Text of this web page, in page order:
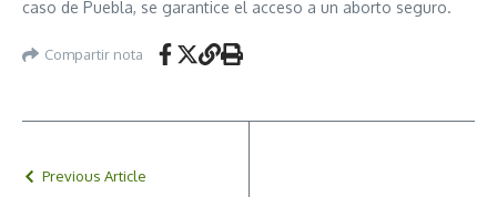
caso de Puebla, se garantice el acceso a un aborto seguro.
Compartir nota
Previous Article